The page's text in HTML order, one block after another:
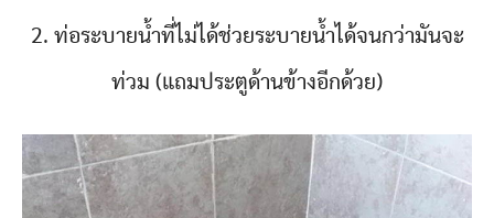
2. ท่อระบายน้ำที่ไม่ได้ช่วยระบายน้ำได้จนกว่ามันจะ
ท่วม (แถมประตูด้านข้างอีกด้วย)